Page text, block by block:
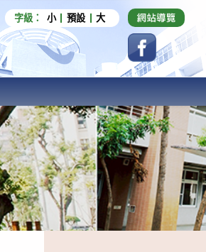
字級： 小 預設 大